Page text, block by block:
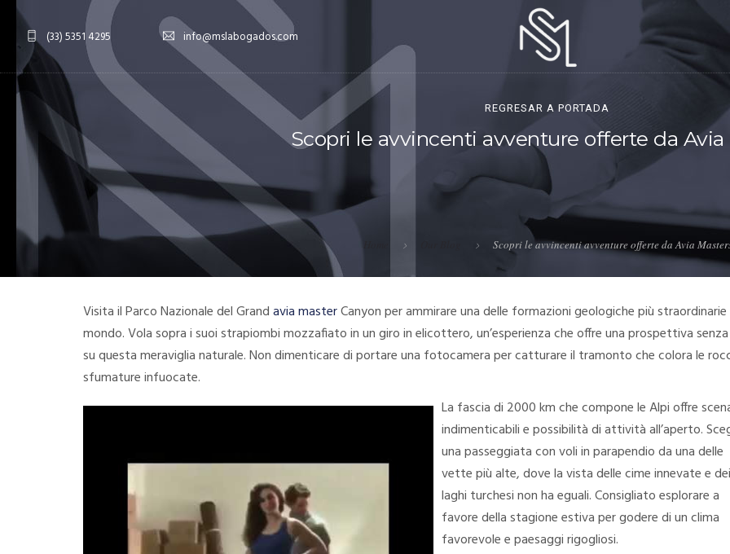
(33) 5351 4295 info@mslabogados.com
REGRESAR A PORTADA
Scopri le avvincenti avventure offerte da Avia
Scopri le avvincenti avventure offerte da Avia
Visita il Parco Nazionale del Grandavia masterCanyon per ammirare una delle formazioni geologiche più straordinarie
mondo. Vola sopra i suoi strapiombi mozzafiato in un giro in elicottero, un’esperienza che offre una prospettiva
su questa meraviglia naturale. Non dimenticare di portare una fotocamera per catturare il tramonto che colora le
sfumature infuocate.
La fascia di 2000 km che compone le Alpi offre
indimenticabili e possibilità di attività all’aperto.
una passeggiata con voli in parapendio da una delle
vette più alte, dove la vista delle cime innevate e dei
laghi turchesi non ha eguali. Consigliato esplorare a
favore della stagione estiva per godere di un clima
favorevole e paesaggi rigogliosi.